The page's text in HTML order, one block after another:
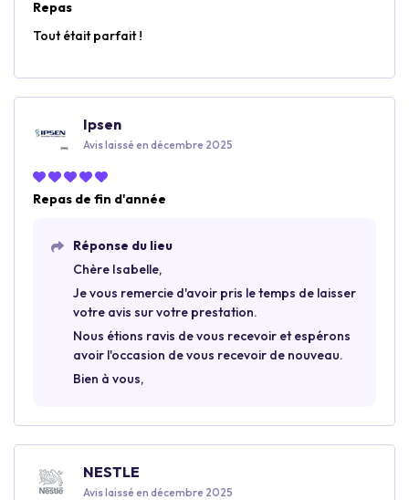
Repas
Tout était parfait !
Ipsen
Avis laissé en décembre 2025
Repas de fin d'année
Réponse du lieu
Chère Isabelle,
Je vous remercie d'avoir pris le temps de laisser
votre avis sur votre prestation.
Nous étions ravis de vous recevoir et espérons
avoir l'occasion de vous recevoir de nouveau.
Bien à vous,
NESTLE
Avis laissé en décembre 2025